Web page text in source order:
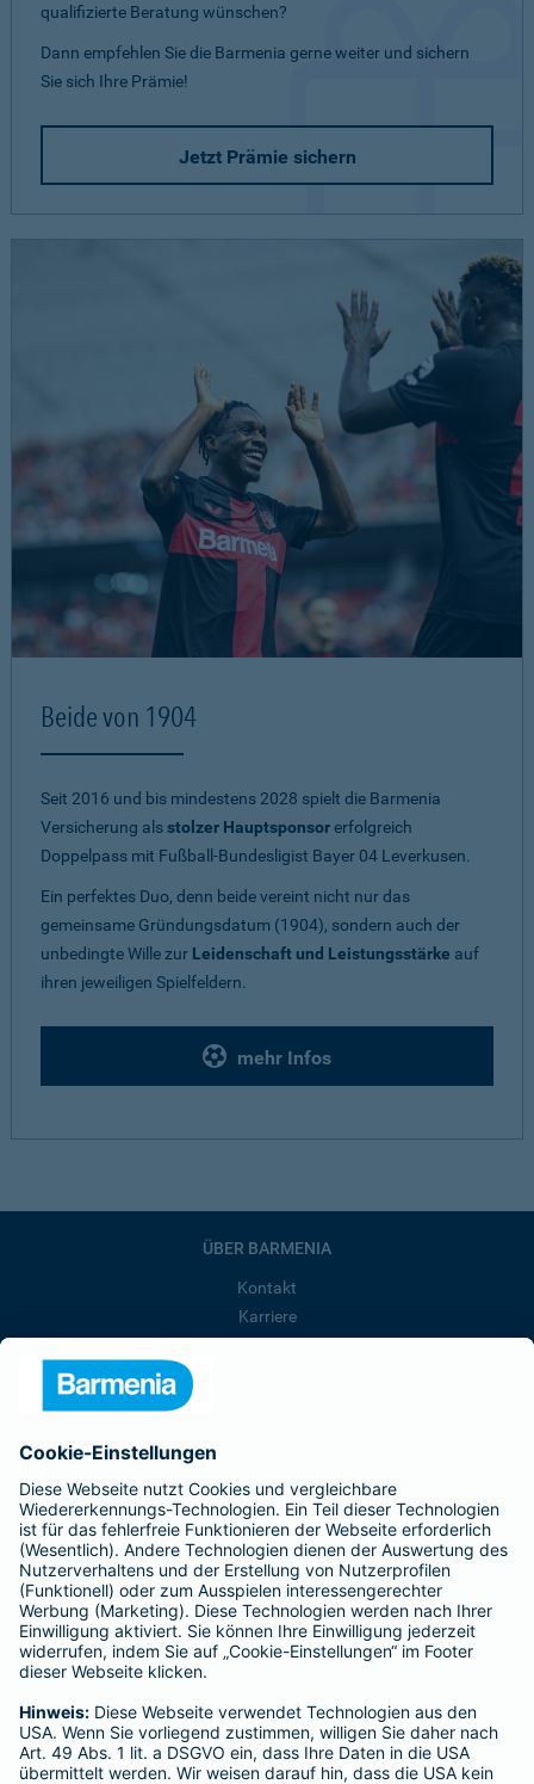
qualifizierte Beratung wünschen?
Dann empfehlen Sie die Barmenia gerne weiter und sichern
Sie sich Ihre Prämie!
Jetzt Prämie sichern
Beide von 1904
Seit 2016 und bis mindestens 2028 spielt die Barmenia
Versicherung alsstolzer Hauptsponsorerfolgreich
Doppelpass mit Fußball-Bundesligist Bayer 04 Leverkusen.
Ein perfektes Duo, denn beide vereint nicht nur das
gemeinsame Gründungsdatum (1904), sondern auch der
unbedingte Wille zur Leidenschaft und Leistungsstärke auf
ihren jeweiligen Spielfeldern.
mehr Infos
ÜBER BARMENIA
Kontakt
Karriere
Barmenia ist Teil der BarmeniaGothaer
BELIEBTE SEITEN
Kranken-Zusatzversicherung
Tierversicherungen
Haftpflichtversicherung
Hausratversicherung
Adresse ändern
Schaden melden